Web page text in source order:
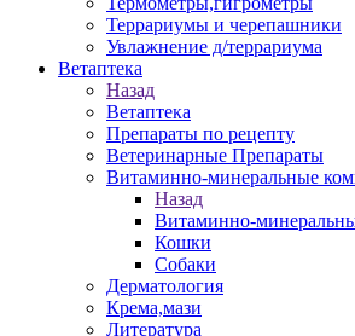
Террариумы и черепашники
Увлажнение д/террариума
Ветаптека
Назад
Ветаптека
Препараты по рецепту
Ветеринарные Препараты
Витаминно-минеральные
Назад
Витаминно-
Кошки
Собаки
Дерматология
Крема,мази
Литература